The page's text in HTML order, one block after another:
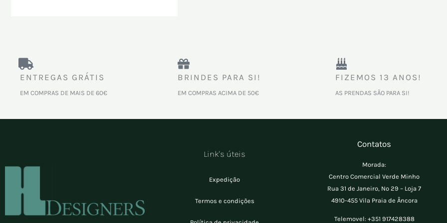
ENTREGAS GRÁTIS
EM COMPRAS DE MAIS DE 60€
BRINDES PARA SI!
EM COMPRAS ACIMA DE 50€
FIZEMOS 13 ANOS!
AS PRENDAS SÃO PARA SI!
Link's úteis
Expedição
Termos e condições
Contatos
Morada:
Centro Comercial Verde Minho
Rua 31 de Janeiro, Nº 29 – Loja 7
4910-455 Vila Praia de Âncora
Telemovel: +351 917428388